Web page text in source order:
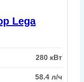
Lega
280 кВт
58.4 л/ч